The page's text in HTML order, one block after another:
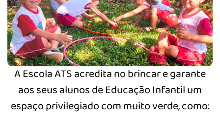
A Escola ATS acredita no brincar e garante
aos seus alunos de Educação Infantil um
espaço privilegiado com muito verde, como: